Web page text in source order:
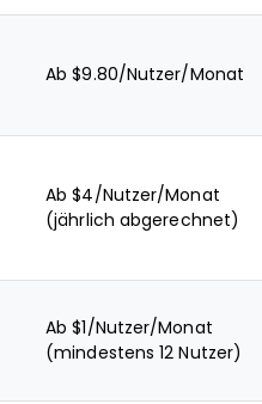
Ab $9.80/Nutzer/Monat
Ab $4/Nutzer/Monat
(jährlich abgerechnet)
Ab $1/Nutzer/Monat
(mindestens 12 Nutzer)